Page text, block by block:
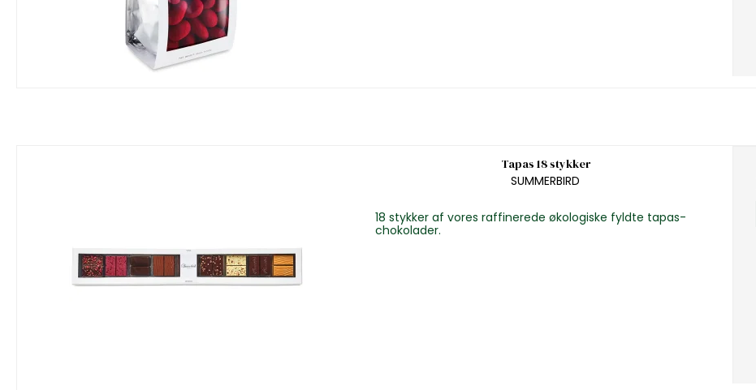
Tapas 18 stykker
SUMMERBIRD
18 stykker af vores raffinerede økologiske fyldte tapas-
chokolader.